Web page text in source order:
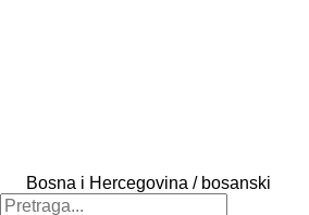
Bosna i Hercegovina / bosanski